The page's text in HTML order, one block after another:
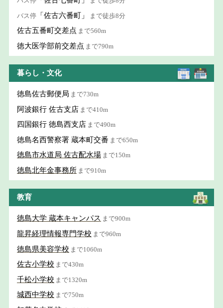
バス停 「佐古六番町」 まで徒歩8分
佐古五番町交差点 まで560m
徳大医学部前交差点 まで790m
暮らし・文化
徳島佐古郵便局 まで730m
阿波銀行 佐古支店 まで410m
四国銀行 徳島西支店 まで490m
徳島名西警察署 蔵本町交番 まで650m
徳島市水道局 佐古配水場 まで150m
徳島北年金事務所 まで910m
教育
徳島大学 蔵本キャンパス まで900m
龍昇経理情報専門学校 まで960m
徳島県美容学校 まで1060m
佐古小学校 まで430m
千松小学校 まで1320m
城西中学校 まで750m